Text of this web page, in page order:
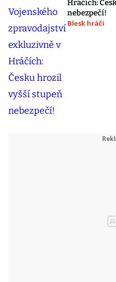
Hráčích:
nebezpečí!
Blesk hráči